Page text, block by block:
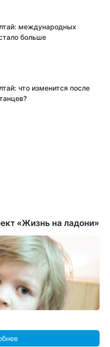
международных
больше
что изменится после
«Жизнь на ладони»